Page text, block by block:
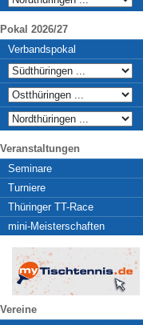
Pokal 2026/27
Verbandspokal
Veranstaltungen
Seminare
Turniere
Thüringer TT-Race
mini-Meisterschaften
Vereine